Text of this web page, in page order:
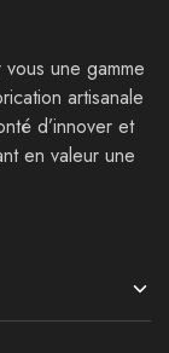
une gamme
artisanale
d’innover et
en valeur une